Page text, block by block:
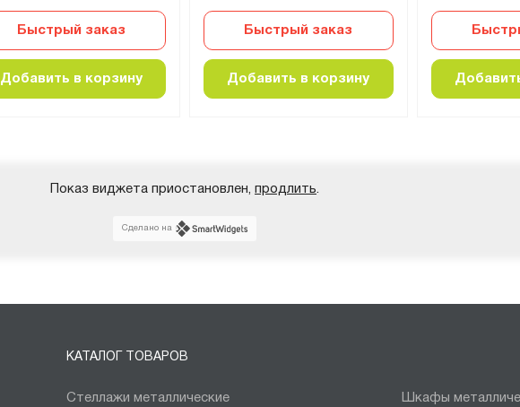
Быстрый заказ
Добавить в корзину
Быстрый заказ
Добавить в корзину
Показ виджета приостановлен, продлить.
Сделано на
КАТАЛОГ ТОВАРОВ
Стеллажи металлические Шкафы